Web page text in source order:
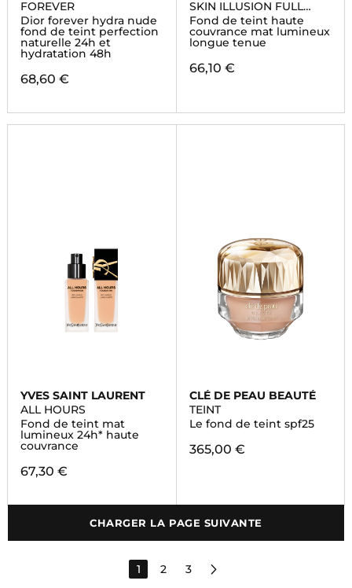
FOREVER
Dior forever hydra nude
fond de teint perfection
naturelle 24h et
hydratation 48h
68,60 €
SKIN ILLUSION FULL
COVERAGE
Fond de teint haute
couvrance mat lumineux
longue tenue
66,10 €
YVES SAINT LAURENT
ALL HOURS
Fond de teint mat
lumineux 24h* haute
couvrance
67,30 €
CLÉ DE PEAU BEAUTÉ
TEINT
Le fond de teint spf25
365,00 €
CHARGER LA PAGE SUIVANTE
1 2 3